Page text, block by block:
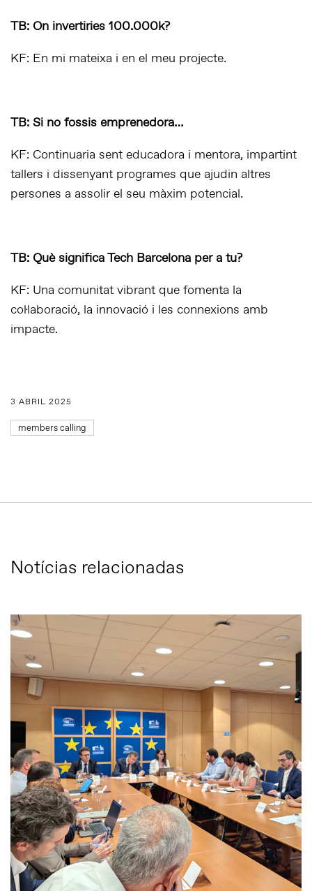
TB: On invertiries 100.000k?
KF: En mi mateixa i en el meu projecte.
TB: Si no fossis emprenedora…
KF: Continuaria sent educadora i mentora, impartint
tallers i dissenyant programes que ajudin altres
persones a assolir el seu màxim potencial.
TB: Què significa Tech Barcelona per a tu?
KF: Una comunitat vibrant que fomenta la
col·laboració, la innovació i les connexions amb
impacte.
3 ABRIL 2025
members calling
Notícias relacionadas